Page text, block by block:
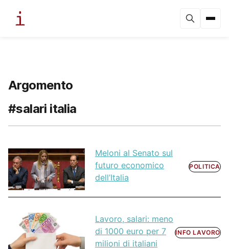
Argomento
#salari italia
Meloni al Senato sul
futuro economico
dell’Italia
POLITICA
Lavoro, salari: meno
di 1000 euro per 7
milioni di italiani
INFO LAVORO